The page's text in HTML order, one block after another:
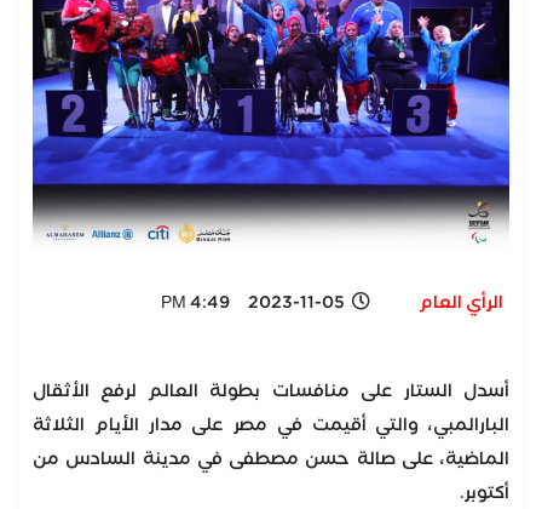
الرأي العام 2023-11-05 4:49 PM
أسدل الستار على منافسات بطولة العالم لرفع الأثقال
البارالمبي، والتي أقيمت في مصر على مدار الأيام الثلاثة
الماضية، على صالة حسن مصطفى في مدينة السادس من
أكتوبر.